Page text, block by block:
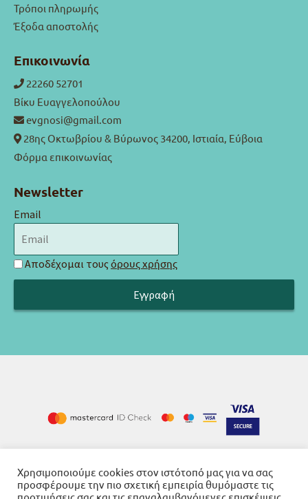
Τρόποι πληρωμής
Έξοδα αποστολής
Επικοινωνία
22260 52701
Βίκυ Ευαγγελοπούλου
evgnosi@gmail.com
28ης Οκτωβρίου & Βύρωνος 34200, Ιστιαία, Εύβοια
Φόρμα επικοινωνίας
Newsletter
Email
Αποδέχομαι τους όρους χρήσης
Cookies-Όροι χρήσης-Πολιτική απορρήτου
Χρησιμοποιούμε cookies στον ιστότοπό μας για να σας
προσφέρουμε την πιο σχετική εμπειρία θυμόμαστε τις